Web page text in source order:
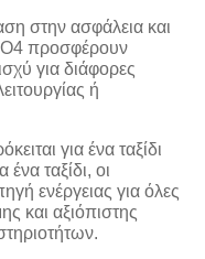
στην ασφάλεια και
προσφέρουν
για διάφορες
ή
για ένα ταξίδι
ταξίδι, οι
ενέργειας για όλες
και αξιόπιστης